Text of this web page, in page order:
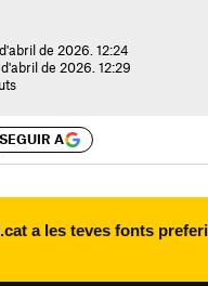
de 2026. 12:24
de 2026. 12:29
SEGUIR A
a les teves fonts